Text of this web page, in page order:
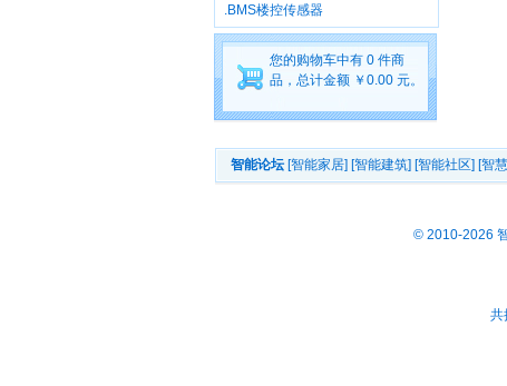
.BMS楼控传感器
您的购物车中有 0 件商
品，总计金额 ￥0.00 元。
智能论坛 [智能家居] [智能建筑] [智能社区] [智
© 2010-2026
共